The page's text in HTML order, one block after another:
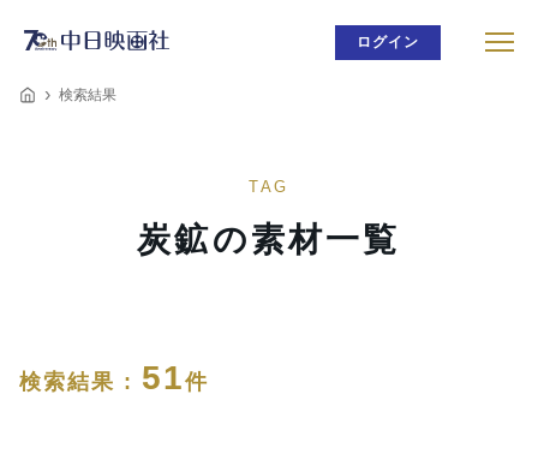
ログイン
検索結果
TAG
炭鉱の素材一覧
検索結果 : 51件